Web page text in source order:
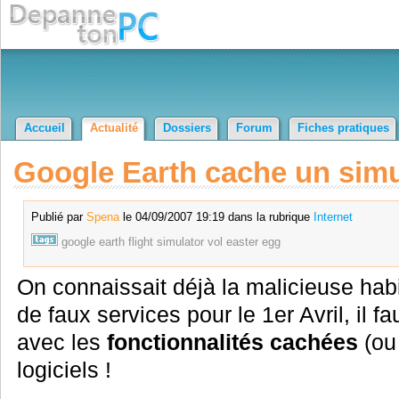
Accueil Actualité Dossiers Forum Fiches pratiques
Google Earth cache un
Publié par Spenale 04/09/2007 19:19 dans la rubrique Internet
google earth flight simulator vol easter egg
On connaissait déjà la malicieuse
de faux services pour le 1er Avril, il
avec les fonctionnalités cachées
logiciels !